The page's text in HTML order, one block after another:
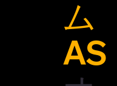
ム
AS